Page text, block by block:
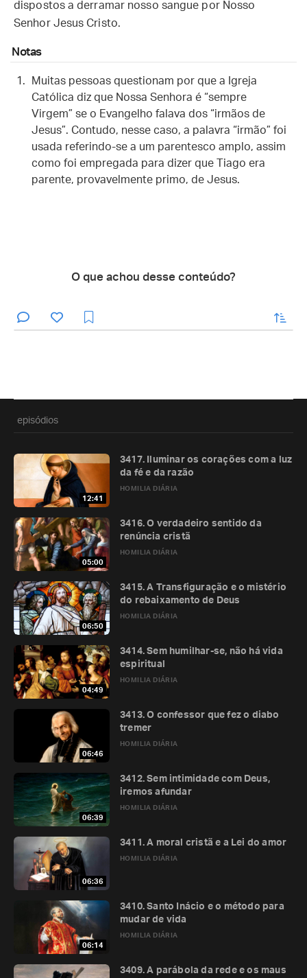
dispostos a derramar nosso sangue por Nosso
Senhor Jesus Cristo.
Notas
Muitas pessoas questionam por que a Igreja
Católica diz que Nossa Senhora é “sempre
Virgem” se o Evangelho falava dos “irmãos de
Jesus”. Contudo, nesse caso, a palavra “irmão” foi
usada referindo-se a um parentesco amplo, assim
como foi empregada para dizer que Tiago era
parente, provavelmente primo, de Jesus.
O que achou desse conteúdo?
enviar
episódios
12:41
HOMILIA DIÁRIA
3417. Iluminar os corações com a luz
da fé e da razão
05:00
HOMILIA DIÁRIA
3416. O verdadeiro sentido da
renúncia cristã
06:50
HOMILIA DIÁRIA
3415. A Transfiguração e o mistério
do rebaixamento de Deus
04:49
HOMILIA DIÁRIA
3414. Sem humilhar-se, não há vida
espiritual
06:46
HOMILIA DIÁRIA
3413. O confessor que fez o diabo
tremer
06:39
HOMILIA DIÁRIA
3412. Sem intimidade com Deus,
iremos afundar
06:36
HOMILIA DIÁRIA
3411. A moral cristã e a Lei do amor
06:14
HOMILIA DIÁRIA
3410. Santo Inácio e o método para
mudar de vida
3409. A parábola da rede e os maus